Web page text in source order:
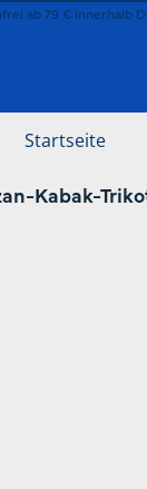
ab 79 € innerhalb
Startseite
Kabak-